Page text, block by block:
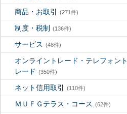
商品・お取引 (271件)
制度・税制 (136件)
サービス (48件)
オンライントレード・テレフォント
レード (350件)
ネット信用取引 (110件)
ＭＵＦＧテラス・コース (62件)